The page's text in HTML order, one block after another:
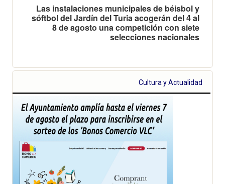
Las instalaciones municipales de béisbol y
sóftbol del Jardín del Turia acogerán del 4 al
8 de agosto una competición con siete
selecciones nacionales
Cultura y Actualidad